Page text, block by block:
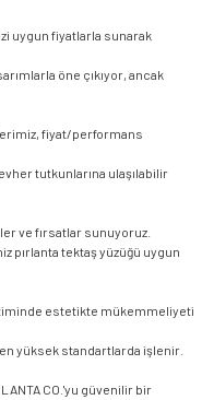
uygun fiyatlarla sunarak
öne çıkıyor, ancak
fiyat/performans
tutkunlarına ulaşılabilir
ve fırsatlar sunuyoruz.
pırlanta tektaş yüzüğü uygun
estetikte mükemmeliyeti
yüksek standartlarda işlenir.
CO.'yu güvenilir bir